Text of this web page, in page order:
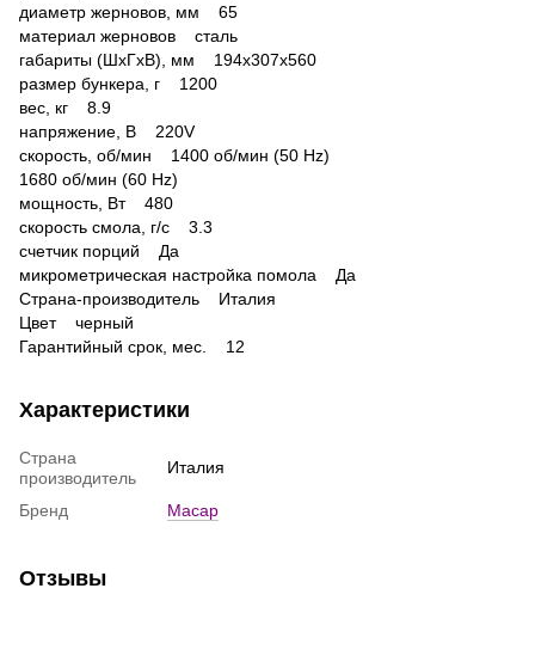
диаметр жерновов, мм 65
материал жерновов сталь
габариты (ШхГхВ), мм 194x307x560
размер бункера, г 1200
вес, кг 8.9
напряжение, В 220V
скорость, об/мин 1400 об/мин (50 Hz)
1680 об/мин (60 Hz)
мощность, Вт 480
скорость смола, г/c 3.3
счетчик порций Да
микрометрическая настройка помола Да
Страна-производитель Италия
Цвет черный
Гарантийный срок, мес. 12
Характеристики
Страна
производитель
Италия
Бренд Macap
Отзывы